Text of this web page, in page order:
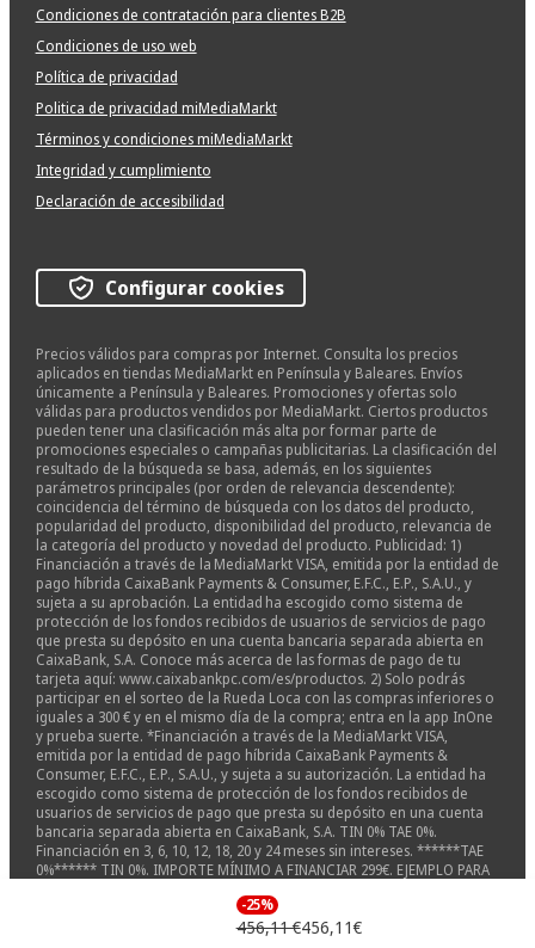
-25%
456,11 €456,11€
Condiciones de contratación para clientes B2B
Condiciones de uso web
Política de privacidad
Politica de privacidad miMediaMarkt
Términos y condiciones miMediaMarkt
Integridad y cumplimiento
Declaración de accesibilidad
Configurar cookies
Precios válidos para compras por Internet. Consulta los precios
aplicados en tiendas MediaMarkt en Península y Baleares. Envíos
únicamente a Península y Baleares. Promociones y ofertas solo
válidas para productos vendidos por MediaMarkt. Ciertos productos
pueden tener una clasificación más alta por formar parte de
promociones especiales o campañas publicitarias. La clasificación del
resultado de la búsqueda se basa, además, en los siguientes
parámetros principales (por orden de relevancia descendente):
coincidencia del término de búsqueda con los datos del producto,
popularidad del producto, disponibilidad del producto, relevancia de
la categoría del producto y novedad del producto. Publicidad: 1)
Financiación a través de la MediaMarkt VISA, emitida por la entidad de
pago híbrida CaixaBank Payments & Consumer, E.F.C., E.P., S.A.U., y
sujeta a su aprobación. La entidad ha escogido como sistema de
protección de los fondos recibidos de usuarios de servicios de pago
que presta su depósito en una cuenta bancaria separada abierta en
CaixaBank, S.A. Conoce más acerca de las formas de pago de tu
tarjeta aquí: www.caixabankpc.com/es/productos. 2) Solo podrás
participar en el sorteo de la Rueda Loca con las compras inferiores o
iguales a 300 € y en el mismo día de la compra; entra en la app InOne
y prueba suerte. *Financiación a través de la MediaMarkt VISA,
emitida por la entidad de pago híbrida CaixaBank Payments &
Consumer, E.F.C., E.P., S.A.U., y sujeta a su autorización. La entidad ha
escogido como sistema de protección de los fondos recibidos de
usuarios de servicios de pago que presta su depósito en una cuenta
bancaria separada abierta en CaixaBank, S.A. TIN 0% TAE 0%.
Financiación en 3, 6, 10, 12, 18, 20 y 24 meses sin intereses. ******TAE
0%****** TIN 0%. IMPORTE MÍNIMO A FINANCIAR 299€. EJEMPLO PARA
IMPORTE TOTAL ADEUDADO Y PRECIO TOTAL A PLAZOS: 654€. COSTE
TOTAL DEL CRÉDITO E INTERESES: 0€. Sistema de amortización